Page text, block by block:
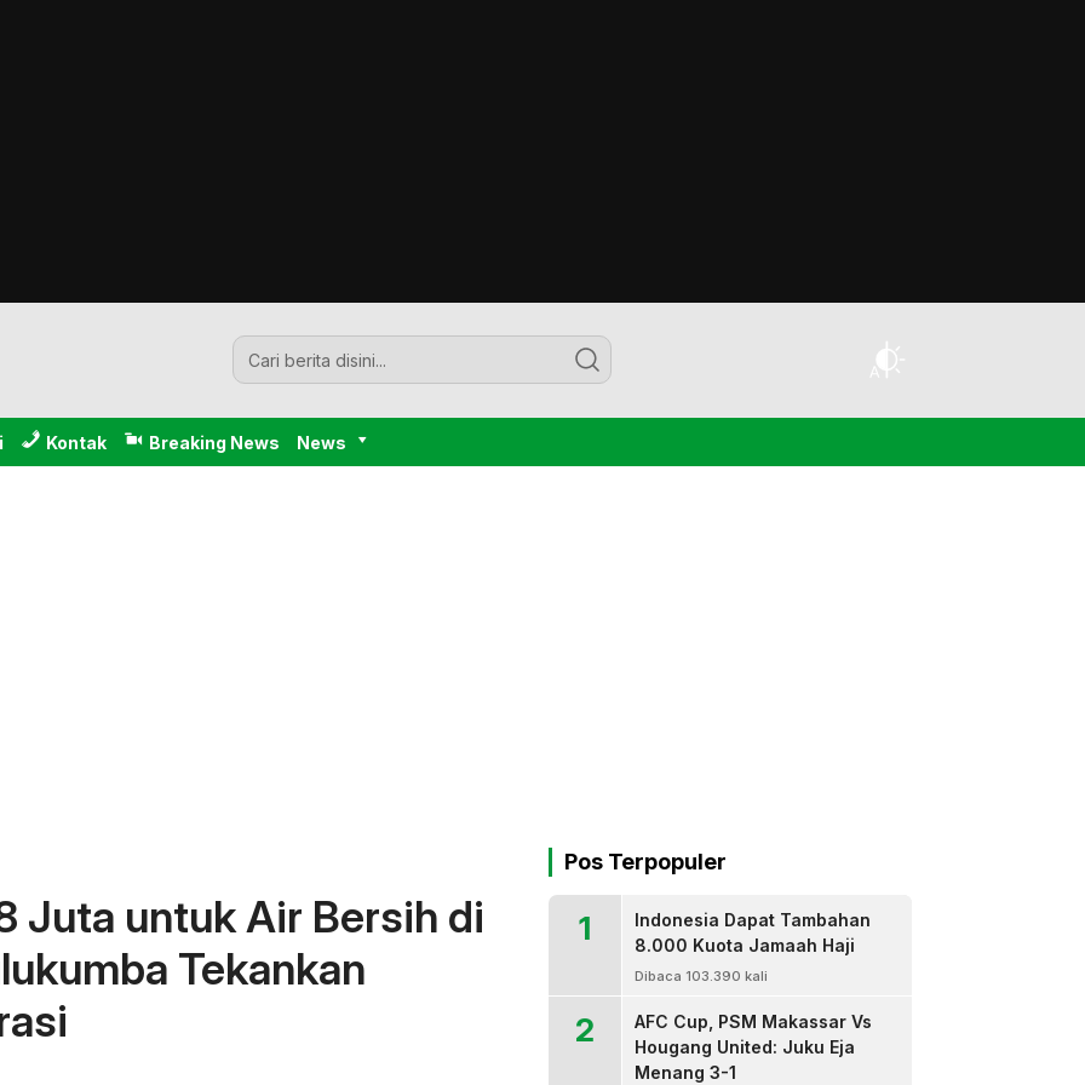
Kontak Breaking News News
Juta untuk Air Bersih di
Tekankan
Pos Terpopuler
1
Indonesia Dapat Tambahan
8.000 Kuota Jamaah Haji
Dibaca 103.390 kali
2
AFC Cup, PSM Makassar Vs
Hougang United: Juku Eja
Menang 3-1